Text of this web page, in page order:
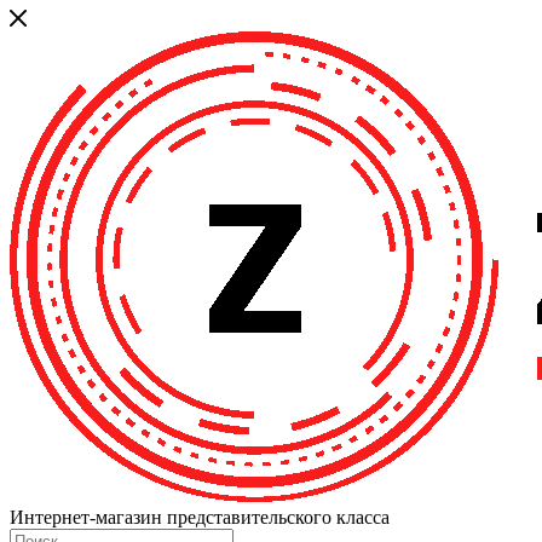
Интернет-магазин представительского класса